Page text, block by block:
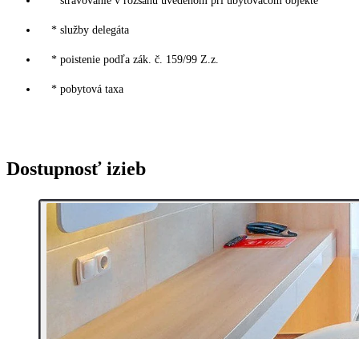
* služby delegáta
* poistenie podľa zák. č. 159/99 Z.z.
* pobytová taxa
Dostupnosť izieb